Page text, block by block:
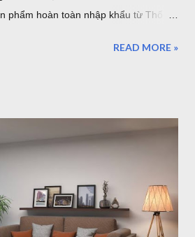
hoàn toàn nhập khẩu từ Thổ
dụng trong phòng khách, phòng
đại TPHCM thảm trải sàn phòng ngủ
phòng khách đẹp TPHCM thảm
Thảm Đẹp Sài Gòn cung cấp 500
lượng và giá thảm lót sàn nhà tốt
Xem: Chất Lượng Thảm Lót Sàn -
tiết về giá thảm lót sàn nhà Giá
READ MORE »